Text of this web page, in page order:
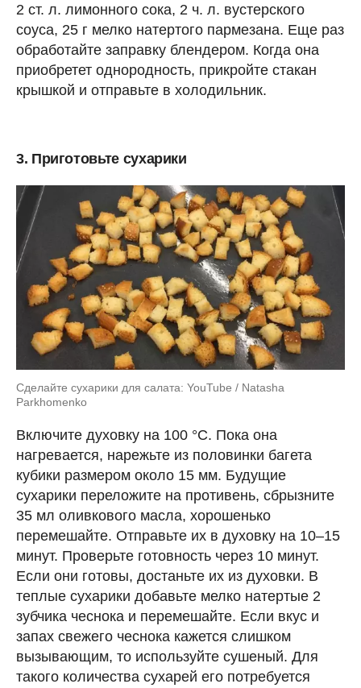
2 ст. л. лимонного сока, 2 ч. л. вустерского
соуса, 25 г мелко натертого пармезана. Еще раз
обработайте заправку блендером. Когда она
приобретет однородность, прикройте стакан
крышкой и отправьте в холодильник.
3. Приготовьте сухарики
Сделайте сухарики для салата: YouTube / Natasha
Parkhomenko
Включите духовку на 100 °С. Пока она
нагревается, нарежьте из половинки багета
кубики размером около 15 мм. Будущие
сухарики переложите на противень, сбрызните
35 мл оливкового масла, хорошенько
перемешайте. Отправьте их в духовку на 10–15
минут. Проверьте готовность через 10 минут.
Если они готовы, достаньте их из духовки. В
теплые сухарики добавьте мелко натертые 2
зубчика чеснока и перемешайте. Если вкус и
запах свежего чеснока кажется слишком
вызывающим, то используйте сушеный. Для
такого количества сухарей его потребуется